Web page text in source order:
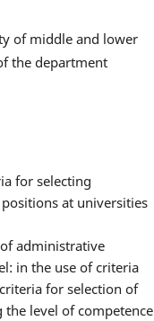
of middle and lower
the department
for selecting
at universities
administrative
in the use of criteria
for selection of
level of competence